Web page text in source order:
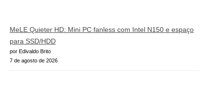
MeLE Quieter HD: Mini PC fanless com Intel N150 e espaço
para SSD/HDD
por Edivaldo Brito
7 de agosto de 2026